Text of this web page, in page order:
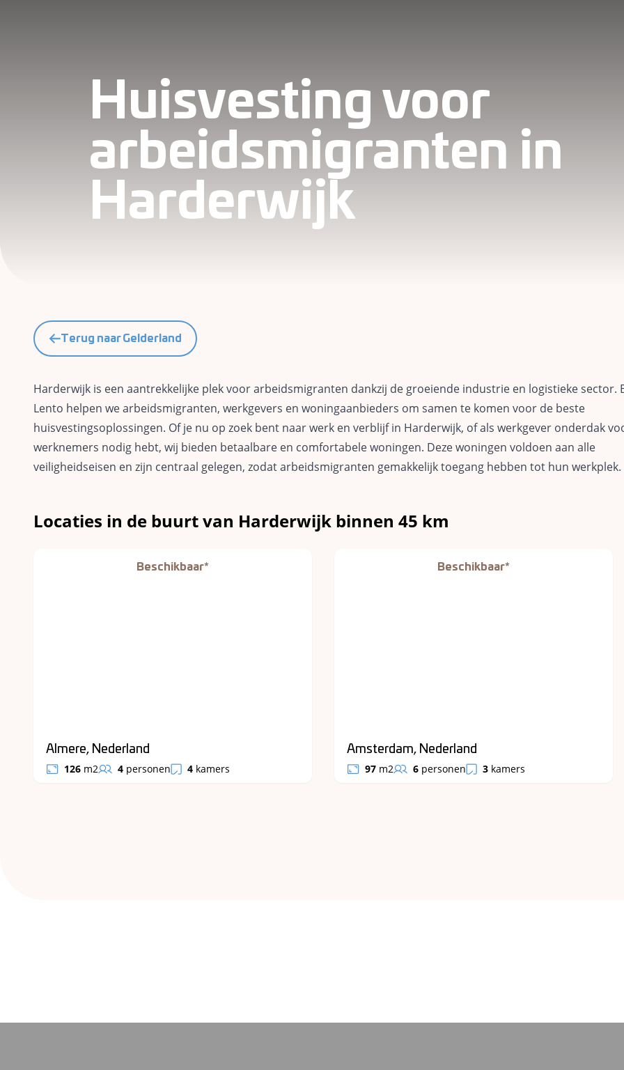
Huisvesting voor
arbeidsmigranten in
Harderwijk
Terug naar Gelderland
Harderwijk is een aantrekkelijke plek voor arbeidsmigranten dankzij de groeiende industrie en logistieke sector.
Lento helpen we arbeidsmigranten, werkgevers en woningaanbieders om samen te komen voor de beste
huisvestingsoplossingen. Of je nu op zoek bent naar werk en verblijf in Harderwijk, of als werkgever onderdak
werknemers nodig hebt, wij bieden betaalbare en comfortabele woningen. Deze woningen voldoen aan alle
veiligheidseisen en zijn centraal gelegen, zodat arbeidsmigranten gemakkelijk toegang hebben tot hun werkplek.
Locaties in de buurt van Harderwijk binnen 45 km
Beschikbaar*
Almere, Nederland
126 m2 4 personen 4 kamers
Beschikbaar*
Amsterdam, Nederland
97 m2 6 personen 3 kamers